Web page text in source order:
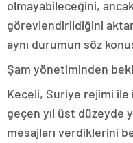
olmayabileceğini,
görevlendirildiğini
aynı durumun söz
Şam yönetiminden
Keçeli, Suriye rejimi
geçen yıl üst düzeyde
mesajları verdiklerini